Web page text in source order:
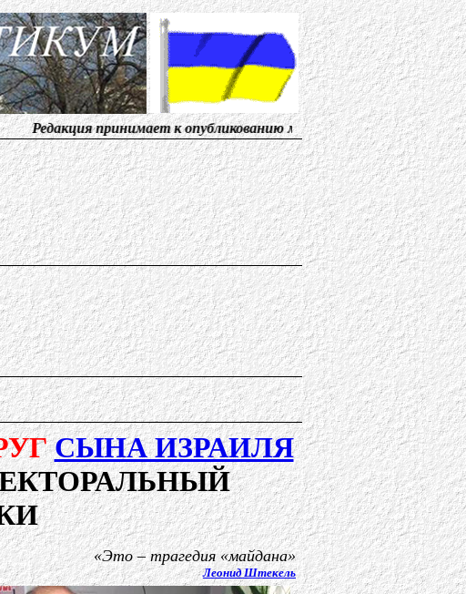
к опубликованию материалы, от солидарных с нами
СЫНА ИЗРАИЛЯ
«Это – трагедия «майдана»
Леонид Штекель